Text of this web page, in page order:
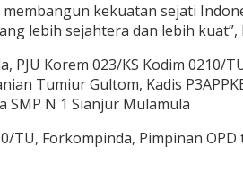
kekuatan sejati
lebih sejahtera dan lebih kuat”,
Korem 023/KS Kodim 0210/
Tumiur Gultom, Kadis
SMP N 1 Sianjur Mulamula
TU, Forkompinda, Pimpinan